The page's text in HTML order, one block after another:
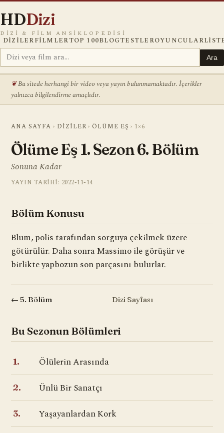
HDDizi
DIZI & FILM ANSIKLOPEDISI
DIZILERFILMLERTOP 100BLOGTESTLEROYUNCULAR
Ara
Bu sitede herhangi bir video veya yayın bulunmamaktadır. İçerikler
yalnızca bilgilendirme amaçlıdır.
ANA SAYFA › DIZILER › ÖLÜME EŞ › 1×6
Ölüme Eş 1. Sezon 6. Bölüm
Sonuna Kadar
YAYIN TARIHI: 2022-11-14
Bölüm Konusu
Blum, polis tarafından sorguya çekilmek üzere
götürülür. Daha sonra Massimo ile görüşür ve
birlikte yapbozun son parçasını bulurlar.
← 5. Bölüm Dizi Sayfası
Bu Sezonun Bölümleri
1. Ölülerin Arasında
2. Ünlü Bir Sanatçı
3. Yaşayanlardan Kork